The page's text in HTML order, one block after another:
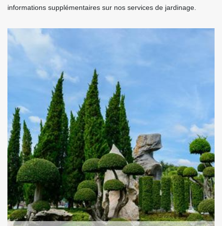
informations supplémentaires sur nos services de jardinage.